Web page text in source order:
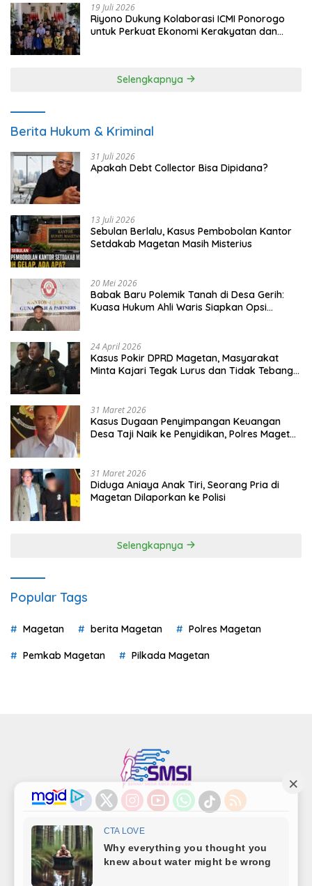
19 Juli 2026
Riyono Dukung Kolaborasi ICMI Ponorogo
untuk Perkuat Ekonomi Kerakyatan dan
Selengkapnya
Berita Hukum & Kriminal
31 Juli 2026
Apakah Debt Collector Bisa Dipidana?
13 Juli 2026
Sebulan Berlalu, Kasus Pembobolan Kantor
Setdakab Magetan Masih Misterius
20 Mei 2026
Babak Baru Polemik Tanah di Desa Gerih:
Kuasa Hukum Ahli Waris Siapkan Opsi
24 April 2026
Kasus Pokir DPRD Magetan, Masyarakat
Minta Kajari Tegak Lurus dan Tidak Tebang
31 Maret 2026
Kasus Dugaan Penyimpangan Keuangan
Desa Taji Naik ke Penyidikan, Polres Magetan
31 Maret 2026
Diduga Aniaya Anak Tiri, Seorang Pria di
Magetan Dilaporkan ke Polisi
Selengkapnya
Popular Tags
Magetan berita Magetan Polres Magetan
Pemkab Magetan Pilkada Magetan
Indeks
Disclaimer
Pedoman Media Siber
Kode Perilaku Perusahaan Pers